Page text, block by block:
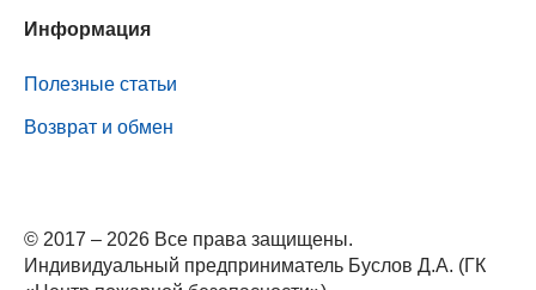
Информация
Полезные статьи
Возврат и обмен
© 2017 – 2026 Все права защищены.
Индивидуальный предприниматель Буслов Д.А. (ГК